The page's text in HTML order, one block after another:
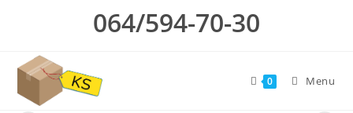
064/594-70-30
0 Menu